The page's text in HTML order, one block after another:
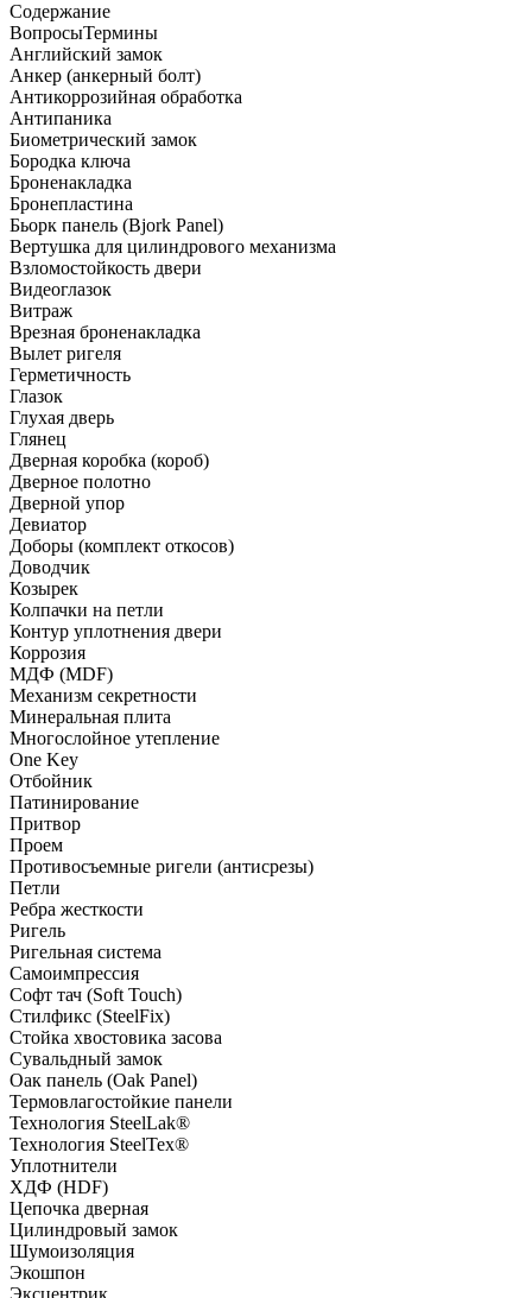
Содержание
ВопросыТермины
Английский замок
Анкер (анкерный болт)
Антикоррозийная обработка
Антипаника
Биометрический замок
Бородка ключа
Броненакладка
Бронепластина
Бьорк панель (Bjork Panel)
Вертушка для цилиндрового механизма
Взломостойкость двери
Видеоглазок
Витраж
Врезная броненакладка
Вылет ригеля
Герметичность
Глазок
Глухая дверь
Глянец
Дверная коробка (короб)
Дверное полотно
Дверной упор
Девиатор
Доборы (комплект откосов)
Доводчик
Козырек
Колпачки на петли
Контур уплотнения двери
Коррозия
МДФ (MDF)
Механизм секретности
Минеральная плита
Многослойное утепление
One Key
Отбойник
Патинирование
Притвор
Проем
Противосъемные ригели (антисрезы)
Петли
Ребра жесткости
Ригель
Ригельная система
Самоимпрессия
Софт тач (Soft Touch)
Стилфикс (SteelFix)
Стойка хвостовика засова
Сувальдный замок
Оак панель (Oak Panel)
Термовлагостойкие панели
Технология SteelLak®
Технология SteelTex®
Уплотнители
ХДФ (HDF)
Цепочка дверная
Цилиндровый замок
Шумоизоляция
Экошпон
Эксцентрик